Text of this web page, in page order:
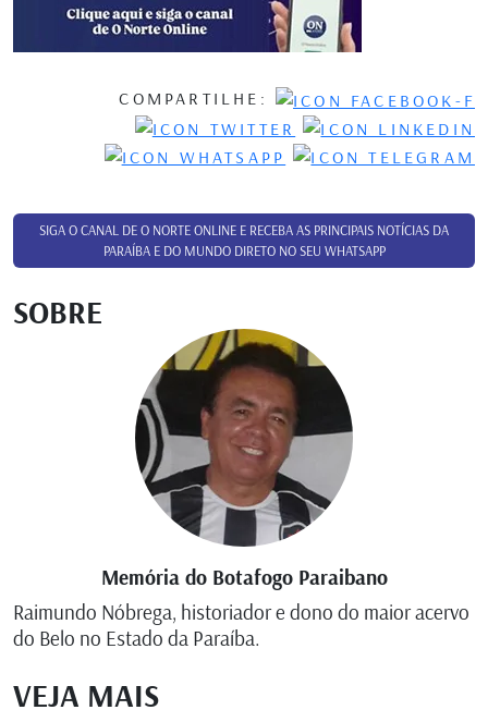
COMPARTILHE:
SIGA O CANAL DE O NORTE ONLINE E RECEBA AS PRINCIPAIS NOTÍCIAS DA
PARAÍBA E DO MUNDO DIRETO NO SEU WHATSAPP
SOBRE
Memória do Botafogo Paraibano
Raimundo Nóbrega, historiador e dono do maior acervo
do Belo no Estado da Paraíba.
VEJA MAIS